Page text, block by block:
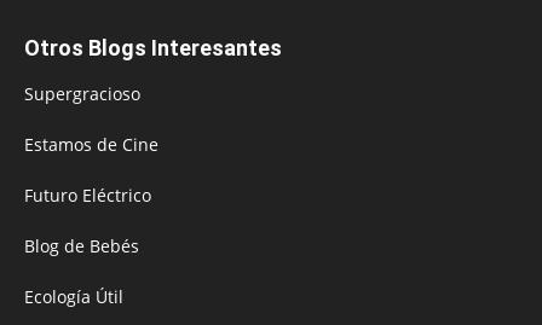
Otros Blogs Interesantes
Supergracioso
Estamos de Cine
Futuro Eléctrico
Blog de Bebés
Ecología Útil